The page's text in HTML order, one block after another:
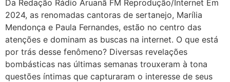
Da Redação Rádio Aruanã FM Reprodução/Internet Em
2024, as renomadas cantoras de sertanejo, Marília
Mendonça e Paula Fernandes, estão no centro das
atenções e dominam as buscas na internet. O que está
por trás desse fenômeno? Diversas revelações
bombásticas nas últimas semanas trouxeram à tona
questões íntimas que capturaram o interesse de seus